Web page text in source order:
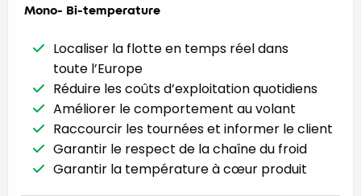
Mono- Bi-temperature
Localiser la flotte en temps réel dans
toute l’Europe
Réduire les coûts d’exploitation quotidiens
Améliorer le comportement au volant
Raccourcir les tournées et informer le client
Garantir le respect de la chaîne du froid
Garantir la température à cœur produit